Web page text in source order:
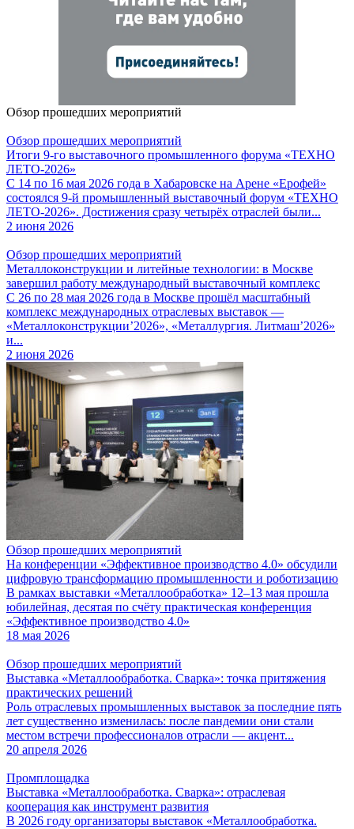
Обзор прошедших мероприятий
Обзор прошедших мероприятий
Итоги 9-го выставочного промышленного форума «ТЕХНО
ЛЕТО-2026»
С 14 по 16 мая 2026 года в Хабаровске на Арене «Ерофей»
состоялся 9-й промышленный выставочный форум «ТЕХНО
ЛЕТО-2026». Достижения сразу четырёх отраслей были...
2 июня 2026
Обзор прошедших мероприятий
Металлоконструкции и литейные технологии: в Москве
завершил работу международный выставочный комплекс
С 26 по 28 мая 2026 года в Москве прошёл масштабный
комплекс международных отраслевых выставок —
«Металлоконструкции’2026», «Металлургия. Литмаш’2026»
и...
2 июня 2026
Обзор прошедших мероприятий
На конференции «Эффективное производство 4.0» обсудили
цифровую трансформацию промышленности и роботизацию
В рамках выставки «Металлообработка» 12–13 мая прошла
юбилейная, десятая по счёту практическая конференция
«Эффективное производство 4.0»
18 мая 2026
Обзор прошедших мероприятий
Выставка «Металлообработка. Сварка»: точка притяжения
практических решений
Роль отраслевых промышленных выставок за последние пять
лет существенно изменилась: после пандемии они стали
местом встречи профессионалов отрасли — акцент...
20 апреля 2026
Промплощадка
Выставка «Металлообработка. Сварка»: отраслевая
кооперация как инструмент развития
В 2026 году организаторы выставок «Металлообработка.